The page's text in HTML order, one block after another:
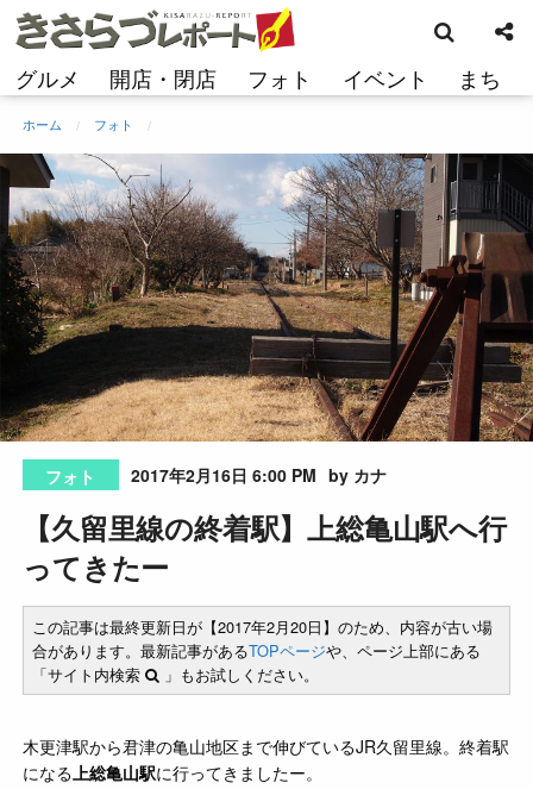
コ
ン
ン
へ
ス
キ
ッ
プ
グルメ 開店・閉店 フォト イベント まち
索
ホーム フォト
フォト 2017年2月16日 6:00 PM by カナ
【久留里線の終着駅】上総亀山駅へ行
ってきたー
この記事は最終更新日が【2017年2月20日】のため、内容が古い場
合があります。最新記事があるTOPページや、ページ上部にある
「サイト内検索
」もお試しください。
木更津駅から君津の亀山地区まで伸びているJR久留里線。終着駅
になる 上総亀山駅に行ってきましたー。